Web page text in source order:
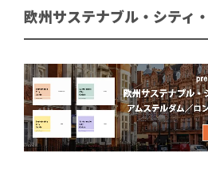
欧州サステナブル・シティ